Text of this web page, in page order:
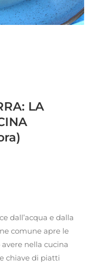
LA
dall’acqua e dalla
comune apre le
nella cucina
chiave di piatti